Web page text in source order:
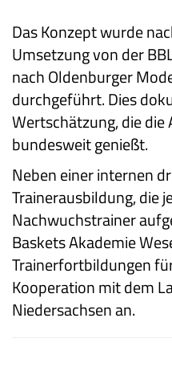
Das Konzept wurde
Umsetzung von der
nach Oldenburger
durchgeführt. Dies
Wertschätzung, die
bundesweit genießt.
Neben einer internen
Trainerausbildung, die
Nachwuchstrainer
Baskets Akademie
Trainerfortbildungen
Kooperation mit dem
Niedersachsen an.